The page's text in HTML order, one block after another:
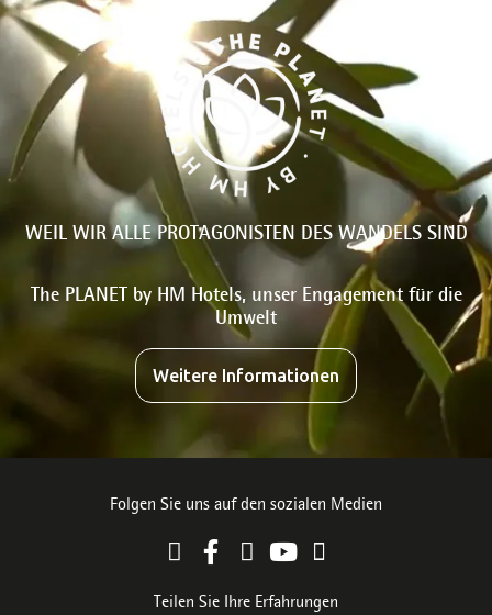
WEIL WIR ALLE PROTAGONISTEN DES WANDELS SIND
The PLANET by HM Hotels, unser Engagement für die
Umwelt
Weitere Informationen
Folgen Sie uns auf den sozialen Medien
Teilen Sie Ihre Erfahrungen